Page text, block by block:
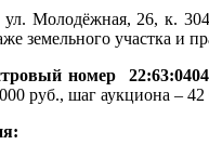
ул. Молодёжная, 26, к.
земельного участка и
номер
руб., шаг аукциона – 42